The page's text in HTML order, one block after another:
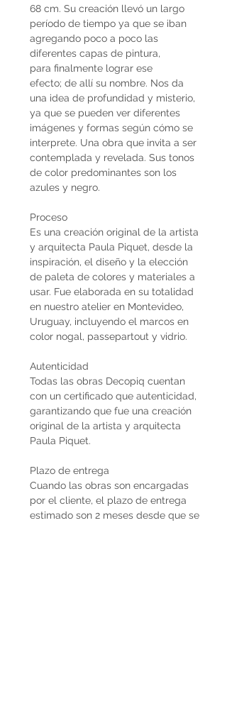
68 cm. Su creación llevó un largo
período de tiempo ya que se iban
agregando poco a poco las
diferentes capas de pintura,
para finalmente lograr ese
efecto; de allí su nombre. Nos da
una idea de profundidad y misterio,
ya que se pueden ver diferentes
imágenes y formas según cómo se
interprete. Una obra que invita a ser
contemplada y revelada. Sus tonos
de color predominantes son los
azules y negro.
Proceso
Es una creación original de la artista
y arquitecta Paula Piquet, desde la
inspiración, el diseño y la elección
de paleta de colores y materiales a
usar. Fue elaborada en su totalidad
en nuestro atelier en Montevideo,
Uruguay, incluyendo el marcos en
color nogal, passepartout y vidrio.
Autenticidad
Todas las obras Decopiq cuentan
con un certificado que autenticidad,
garantizando que fue una creación
original de la artista y arquitecta
Paula Piquet.
Plazo de entrega
Cuando las obras son encargadas
por el cliente, el plazo de entrega
estimado son 2 meses desde que se